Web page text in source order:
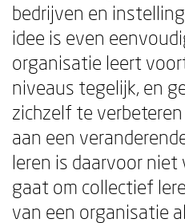
bedrijven en
idee is even
organisatie leert
niveaus tegelijk, en
zichzelf te
aan een
leren is daarvoor
gaat om collectief
van een organisatie